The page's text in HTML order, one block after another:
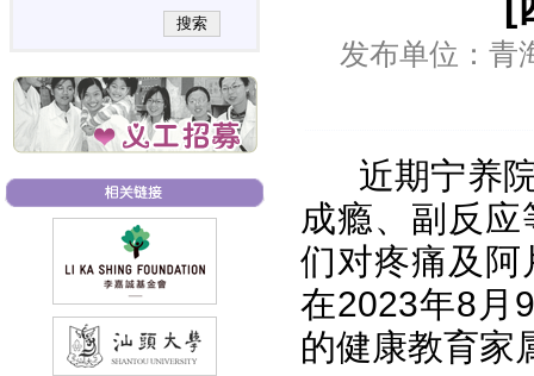
搜索
发布单位：青
近期宁养
成瘾、副反
们对疼痛及
在2023年8月
的健康教育家